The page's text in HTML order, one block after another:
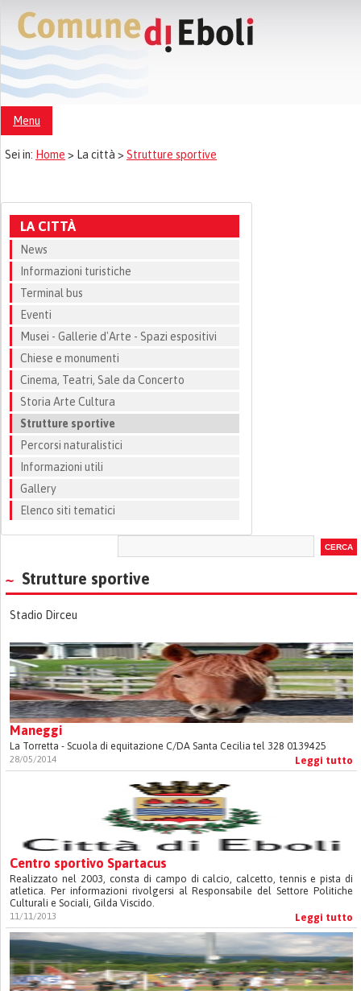
Menu
Sei in: Home > La città >Strutture sportive
LA CITTÀ
News
Informazioni turistiche
Terminal bus
Eventi
Musei - Gallerie d'Arte - Spazi espositivi
Chiese e monumenti
Cinema, Teatri, Sale da Concerto
Storia Arte Cultura
Strutture sportive
Percorsi naturalistici
Informazioni utili
Gallery
Elenco siti tematici
Strutture sportive
Stadio Dirceu
Maneggi
La Torretta - Scuola di equitazione C/DA Santa Cecilia tel 328 0139425
28/05/2014 Leggi tutto
Centro sportivo Spartacus
Realizzato nel 2003, consta di campo di calcio, calcetto, tennis e pista di
atletica. Per informazioni rivolgersi al Responsabile del Settore Politiche
Culturali e Sociali, Gilda Viscido.
11/11/2013 Leggi tutto